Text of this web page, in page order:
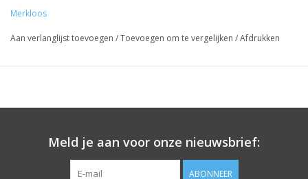
Merkloos
Aan verlanglijst toevoegen /Toevoegen om te vergelijken /Afdrukken
Meld je aan voor onze nieuwsbrief:
ABONNEER